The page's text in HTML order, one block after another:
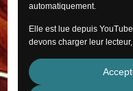
automatiquement.
Elle est lue depuis
devons charger leur